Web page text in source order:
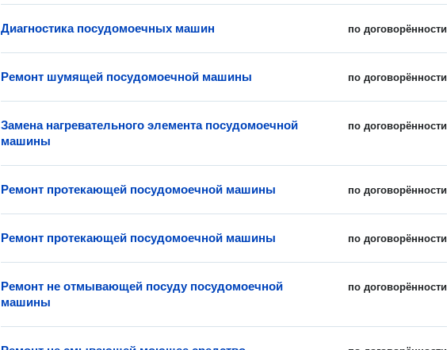
по договорённости
Диагностика посудомоечных машин
по договорённости
Ремонт шумящей посудомоечной машины
по договорённости
Замена нагревательного элемента посудомоечной
машины
по договорённости
Ремонт протекающей посудомоечной машины
по договорённости
Ремонт протекающей посудомоечной машины
по договорённости
Ремонт не отмывающей посуду посудомоечной
машины